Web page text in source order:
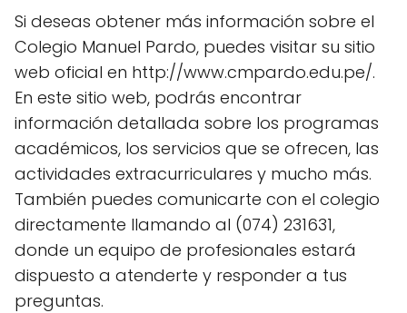
Si deseas obtener más información sobre el
Colegio Manuel Pardo, puedes visitar su sitio
web oficial en http://www.cmpardo.edu.pe/.
En este sitio web, podrás encontrar
información detallada sobre los programas
académicos, los servicios que se ofrecen, las
actividades extracurriculares y mucho más.
También puedes comunicarte con el colegio
directamente llamando al (074) 231631,
donde un equipo de profesionales estará
dispuesto a atenderte y responder a tus
preguntas.